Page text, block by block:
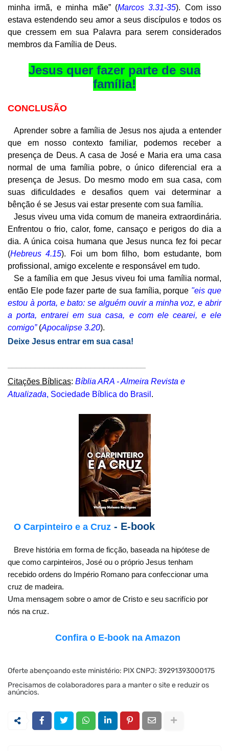
minha irmã, e minha mãe” (Marcos 3.31-35). Com isso
estava estendendo seu amor a seus discípulos e todos os
que cressem em sua Palavra para serem considerados
membros da Família de Deus.
Jesus quer fazer parte de sua
família!
CONCLUSÃO
Aprender sobre a família de Jesus nos ajuda a entender
que em nosso contexto familiar, podemos receber a
presença de Deus. A casa de José e Maria era uma casa
normal de uma família pobre, o único diferencial era a
presença de Jesus. Do mesmo modo em sua casa, com
suas dificuldades e desafios quem vai determinar a
bênção é se Jesus vai estar presente com sua família.
Jesus viveu uma vida comum de maneira extraordinária.
Enfrentou o frio, calor, fome, cansaço e perigos do dia a
dia. A única coisa humana que Jesus nunca fez foi pecar
(Hebreus 4.15). Foi um bom filho, bom estudante, bom
profissional, amigo excelente e responsável em tudo.
Se a família em que Jesus viveu foi uma família normal,
então Ele pode fazer parte de sua família, porque "eis que
estou à porta, e bato: se alguém ouvir a minha voz, e abrir
a porta, entrarei em sua casa, e com ele cearei, e ele
comigo”(Apocalipse 3.20).
Deixe Jesus entrar em sua casa!
Citações Bíblicas: Bíblia ARA - Almeira Revista e
Atualizada, Sociedade Bíblica do Brasil .
O Carpinteiro e a Cruz - E-book
Breve história em forma de ficção, baseada na hipótese de
que como carpinteiros, José ou o próprio Jesus tenham
recebido ordens do Império Romano para confeccionar uma
cruz de madeira.
Uma mensagem sobre o amor de Cristo e seu sacrifício por
nós na cruz.
Confira o E-book na Amazon
Oferte abençoando este ministério: PIX CNPJ: 39291393000175
Precisamos de colaboradores para a manter o site e reduzir os
anúncios.